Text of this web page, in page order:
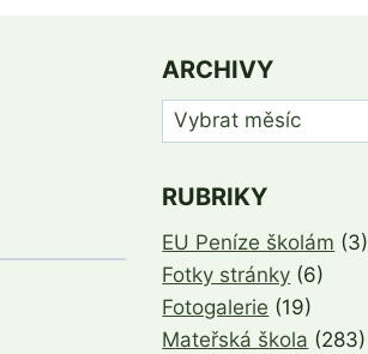
ARCHIVY
Archivy
RUBRIKY
EU Peníze školám (3)
Fotky stránky (6)
Fotogalerie (19)
Mateřská škola (283)